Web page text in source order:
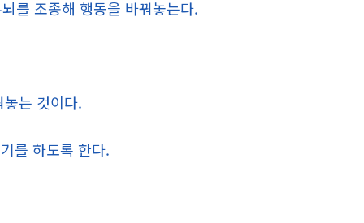
를 조종해 행동을 바꿔놓는다.
는 것이다.
를 하도록 한다.